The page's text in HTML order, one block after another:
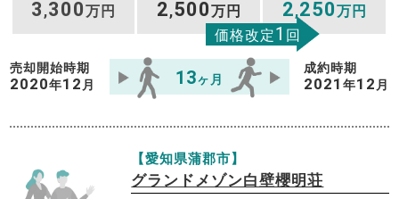
3 ,300万円 2,500万円 2,250万円
価格改定1 回
売却開始時期
2020年12 月 13ヶ月
成約時期
2021 年12 月
【愛知県蒲郡市】
グランドメゾン白壁櫻明荘